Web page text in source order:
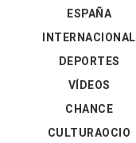
ESPAÑA
INTERNACIONAL
DEPORTES
VÍDEOS
CHANCE
CULTURAOCIO